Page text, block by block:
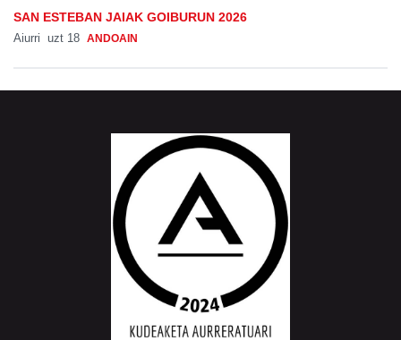
SAN ESTEBAN JAIAK GOIBURUN 2026
Aiurri uzt 18 ANDOAIN